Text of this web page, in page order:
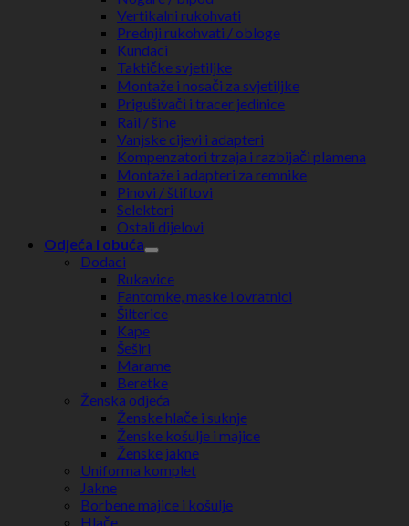
Vertikalni rukohvati
Prednji rukohvati / obloge
Kundaci
Taktičke svjetiljke
Montaže i nosači za svjetiljke
Prigušivači i tracer jedinice
Rail / šine
Vanjske cijevi i adapteri
Kompenzatori trzaja i razbijači plamena
Montaže i adapteri za remnike
Pinovi / štiftovi
Selektori
Ostali dijelovi
Odjeća i obuća
Dodaci
Rukavice
Fantomke, maske i ovratnici
Šilterice
Kape
Šeširi
Marame
Beretke
Ženska odjeća
Ženske hlače i suknje
Ženske košulje i majice
Ženske jakne
Uniforma komplet
Jakne
Borbene majice i košulje
Hlače